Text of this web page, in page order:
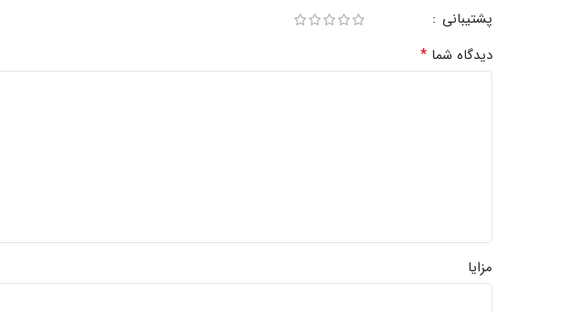
پشتیبانی
دیدگاه شما *
مزایا